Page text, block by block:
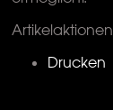
Artikelaktionen
Drucken